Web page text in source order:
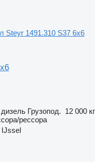
Steyr 1491.310 S37 6x6
дизель Грузопод. 12 000 кг
рессора
IJssel